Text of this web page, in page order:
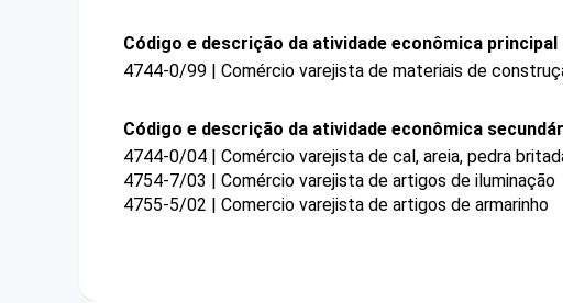
Código e descrição da atividade econômica principal
4744-0/99 | Comércio varejista de materiais de
Código e descrição da atividade econômica
4744-0/04 | Comércio varejista de cal, areia, pedra
4754-7/03 | Comércio varejista de artigos de iluminação
4755-5/02 | Comercio varejista de artigos de armarinho